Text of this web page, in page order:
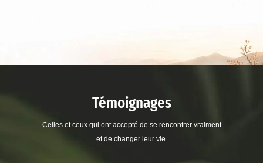
Témoignages
Celles et ceux qui ont accepté de se rencontrer vraiment
et de changer leur vie.